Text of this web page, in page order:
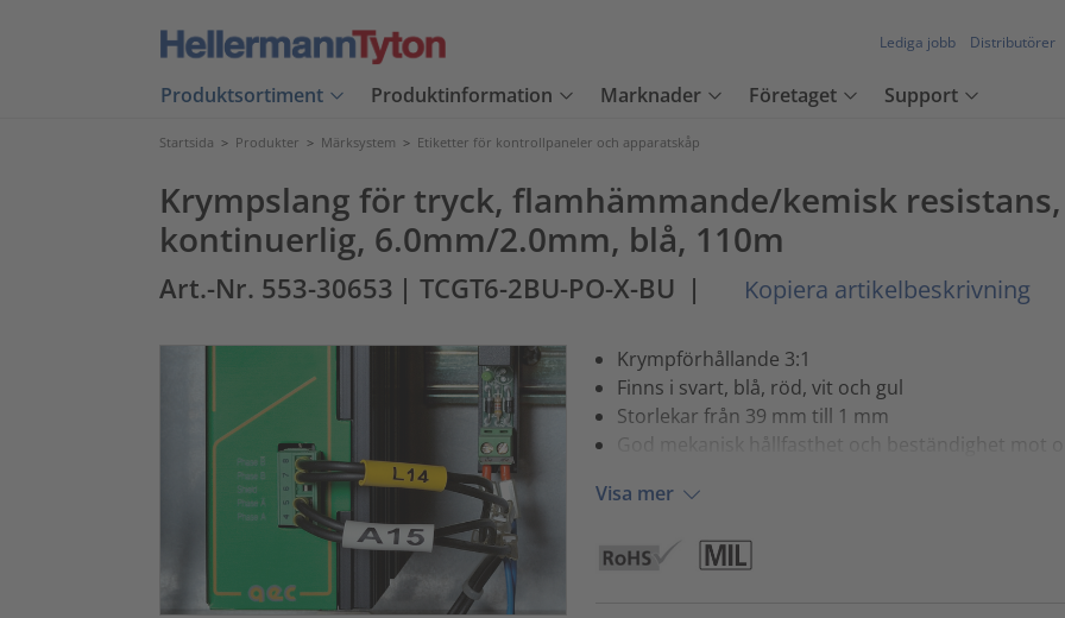
Lediga jobb Distributörer
Produktsortiment Produktinformation Marknader Företaget Support
Startsida > Produkter > Märksystem > Etiketter för kontrollpaneler och apparatskåp
Krympslang för tryck, flamhämmande/kemisk
kontinuerlig, 6.0mm/2.0mm, blå, 110m
Art.-Nr. 553-30653 | TCGT6-2BU-PO-X-BU | Kopiera artikelbeskrivning
Krympförhållande 3:1
Finns i svart, blå, röd, vit och gul
Storlekar från 39 mm till 1 mm
God mekanisk hållfasthet och beständighet mot
Visa mer